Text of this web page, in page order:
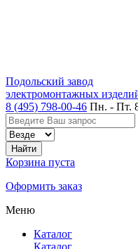
Подольский завод
электромонтажных
8 (495) 798-00-46 Пн. - Пт.
Корзина пуста
Оформить заказ
Меню
Каталог
Каталог